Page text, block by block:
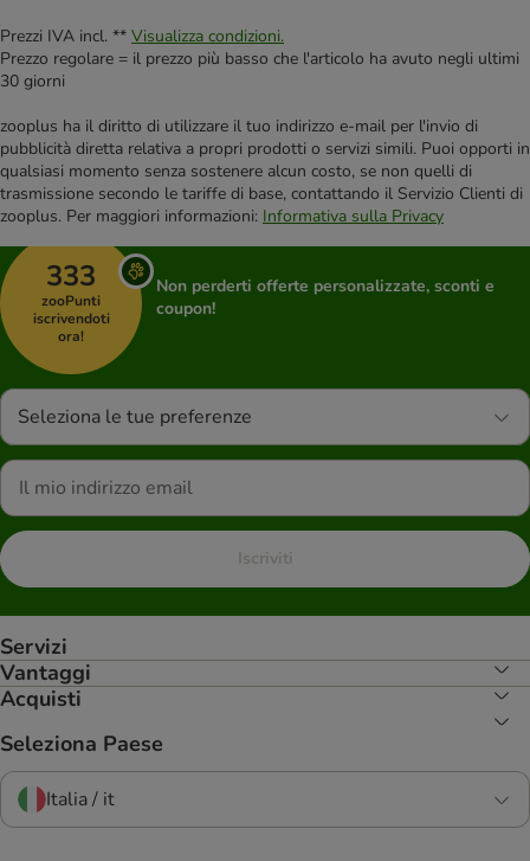
Prezzi IVA incl. ** Visualizza condizioni.
Prezzo regolare = il prezzo più basso che l'articolo ha avuto negli ultimi
30 giorni
zooplus ha il diritto di utilizzare il tuo indirizzo e-mail per l'invio di
pubblicità diretta relativa a propri prodotti o servizi simili. Puoi opporti in
qualsiasi momento senza sostenere alcun costo, se non quelli di
trasmissione secondo le tariffe di base, contattando il Servizio Clienti di
zooplus. Per maggiori informazioni: Informativa sulla Privacy
333
zooPunti
iscrivendoti
ora!
Non perderti offerte personalizzate, sconti e
coupon!
Seleziona le tue preferenze
Iscriviti
Servizi
Vantaggi
Acquisti
Seleziona Paese
Italia / it